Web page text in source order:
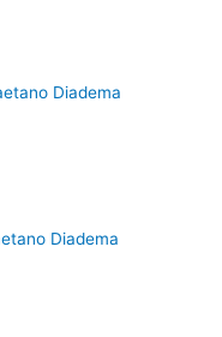
Diadema
Diadema